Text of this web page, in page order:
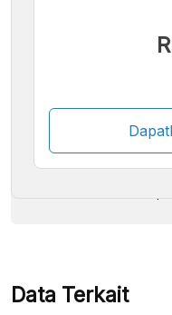
Kami
Beberapa
Data Terkait